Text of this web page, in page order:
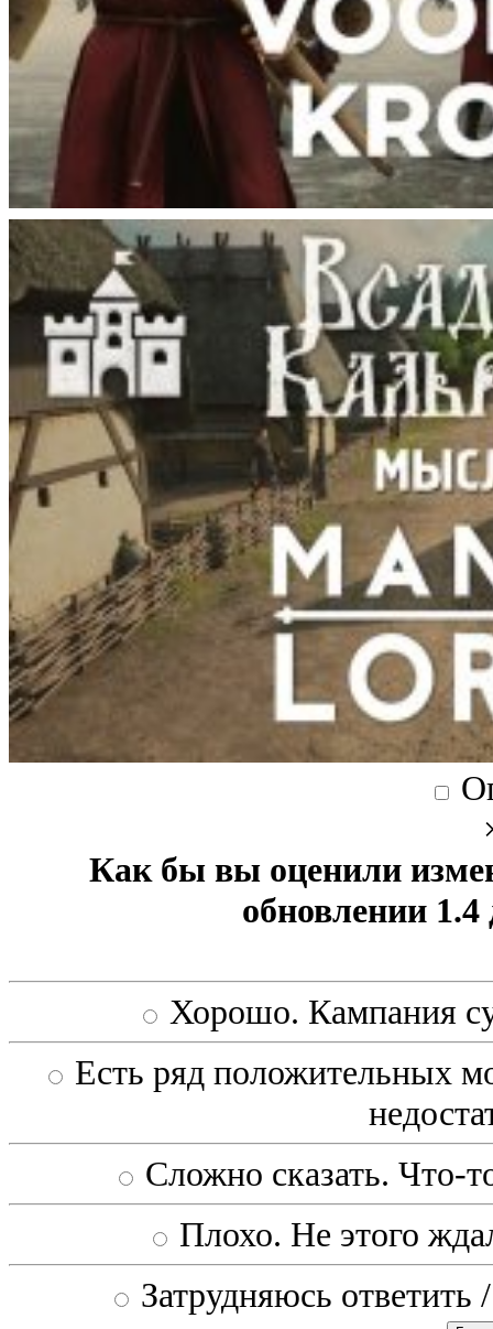
Как бы вы оценили
обновлении
Хорошо. Кампания
Есть ряд положительных
Сложно сказать. Что-
Плохо. Не этого
Затрудняюсь